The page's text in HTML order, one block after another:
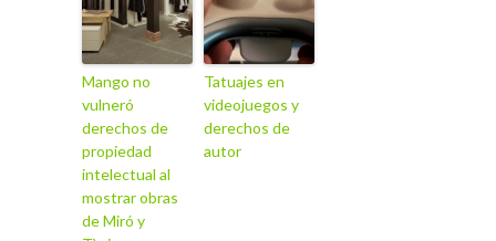
Mango no
vulneró
derechos de
propiedad
intelectual al
mostrar obras
de Miró y
Tatuajes en
videojuegos y
derechos de
autor